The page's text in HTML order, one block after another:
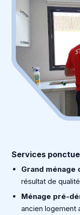
Services
Grand ménage
résultat de
Ménage pré-
ancien logement